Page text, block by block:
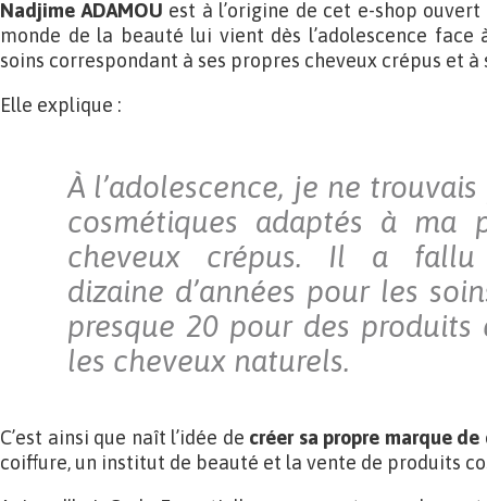
Nadjime ADAMOU est à l’origine de cet e-shop
monde de la beauté lui vient dès l’adolescence
soins correspondant à ses propres cheveux crépus et à
Elle explique :
À l’adolescence, je ne
cosmétiques adaptés à ma
cheveux crépus. Il a
dizaine d’années pour les
presque 20 pour des produits
les cheveux naturels.
C’est ainsi que naît l’idée de créer sa propre marque
coiffure, un institut de beauté et la vente de produits